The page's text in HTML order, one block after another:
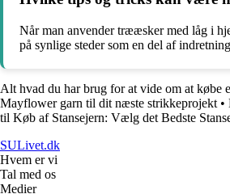
Når man anvender trææsker med låg i
på synlige steder som en del af
Alt hvad du har brug for at vide om at købe
Mayflower garn til dit næste strikkeprojekt •
til Køb af Stansejern: Vælg det Bedste
SULivet.dk
Hvem er vi
Tal med os
Medier